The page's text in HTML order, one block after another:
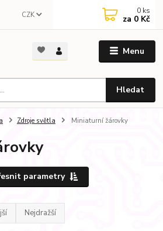
Menu
CZK
Hledat
0 ks
za 0 Kč
Zdroje světla Miniaturní žárovky
parametry
Nejdražší